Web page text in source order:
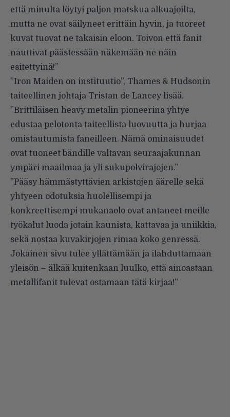
että minulta löytyi paljon matskua alkuajoilta,
mutta ne ovat säilyneet erittäin hyvin, ja tuoreet
kuvat tuovat ne takaisin eloon. Toivon että fanit
nauttivat päästessään näkemään ne näin
esitettyinä!”
”Iron Maiden on instituutio”, Thames & Hudsonin
taiteellinen johtaja Tristan de Lancey lisää.
”Brittiläisen heavy metalin pioneerina yhtye
edustaa pelotonta taiteellista luovuutta ja hurjaa
omistautumista faneilleen. Nämä ominaisuudet
ovat tuoneet bändille valtavan seuraajakunnan
ympäri maailmaa ja yli sukupolvirajojen.”
”Pääsy hämmästyttävien arkistojen äärelle sekä
yhtyeen odotuksia huolellisempi ja
konkreettisempi mukanaolo ovat antaneet meille
työkalut luoda jotain kaunista, kattavaa ja uniikkia,
sekä nostaa kuvakirjojen rimaa koko genressä.
Jokainen sivu tulee yllättämään ja ilahduttamaan
yleisön – älkää kuitenkaan luulko, että ainoastaan
metallifanit tulevat ostamaan tätä kirjaa!”